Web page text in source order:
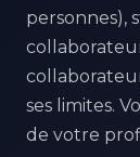
personnes),
ses limites.
de votre